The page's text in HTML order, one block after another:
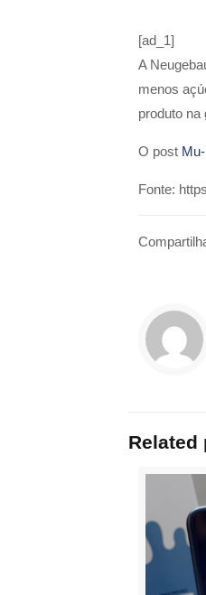
[ad_1]
A
menos
produto
O post
Fonte:
Related